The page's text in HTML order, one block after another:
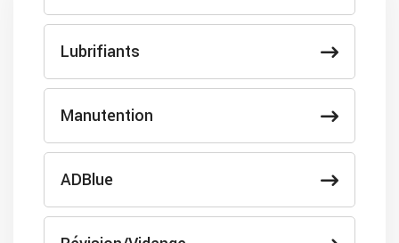
Lubrifiants
Manutention
ADBlue